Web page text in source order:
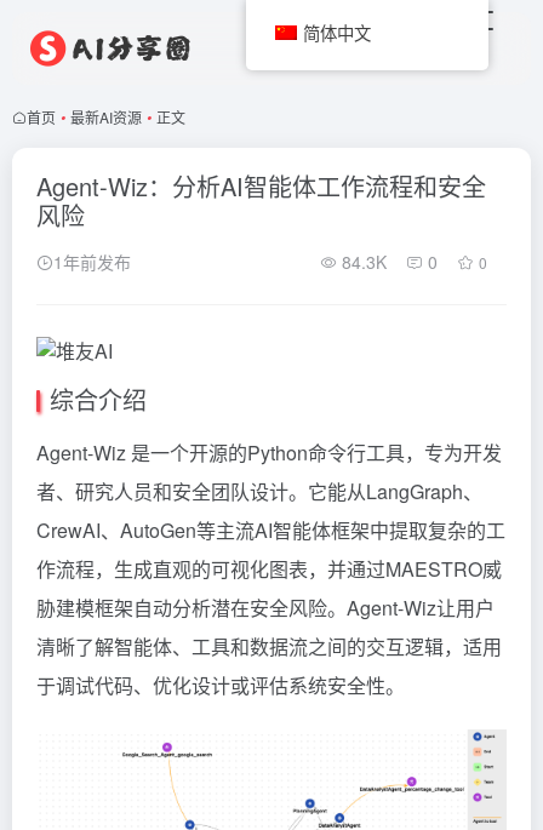
首页 • 最新AI资源 • 正文
Agent-Wiz：分析AI智能体工作流程和安全
风险
1年前发布 84.3K 0 0
综合介绍
Agent-Wiz 是一个开源的Python命令行工具，专为开发
者、研究人员和安全团队设计。它能从LangGraph、
CrewAI、AutoGen等主流AI智能体框架中提取复杂的工
作流程，生成直观的可视化图表，并通过MAESTRO威
胁建模框架自动分析潜在安全风险。Agent-Wiz让用户
清晰了解智能体、工具和数据流之间的交互逻辑，适用
于调试代码、优化设计或评估系统安全性。
简体中文